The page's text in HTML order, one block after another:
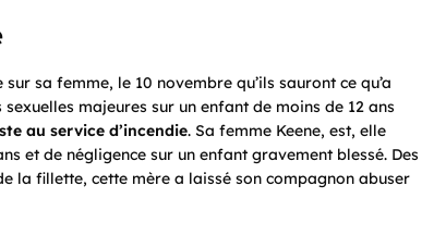
sa femme, le 10 novembre qu’ils sauront ce qu’a
majeures sur un enfant de moins de 12 ans
au service d’incendie. Sa femme Keene, est, elle
et de négligence sur un enfant gravement blessé. Des
la fillette, cette mère a laissé son compagnon abuser